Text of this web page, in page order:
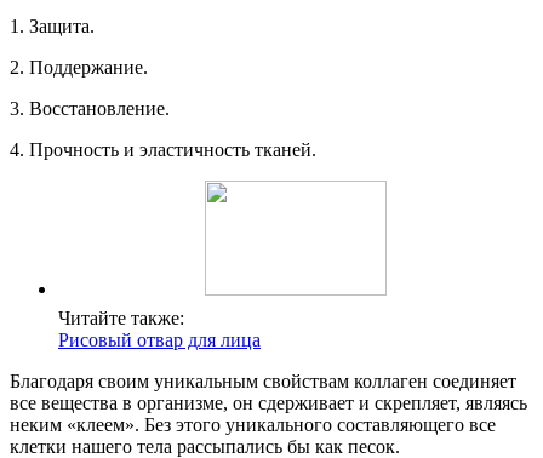
1. Защита.
2. Поддержание.
3. Восстановление.
4. Прочность и эластичность тканей.
Читайте также:
Рисовый отвар для лица
Благодаря своим уникальным свойствам коллаген соединяет
все вещества в организме, он сдерживает и скрепляет, являясь
неким «клеем». Без этого уникального составляющего все
клетки нашего тела рассыпались бы как песок.